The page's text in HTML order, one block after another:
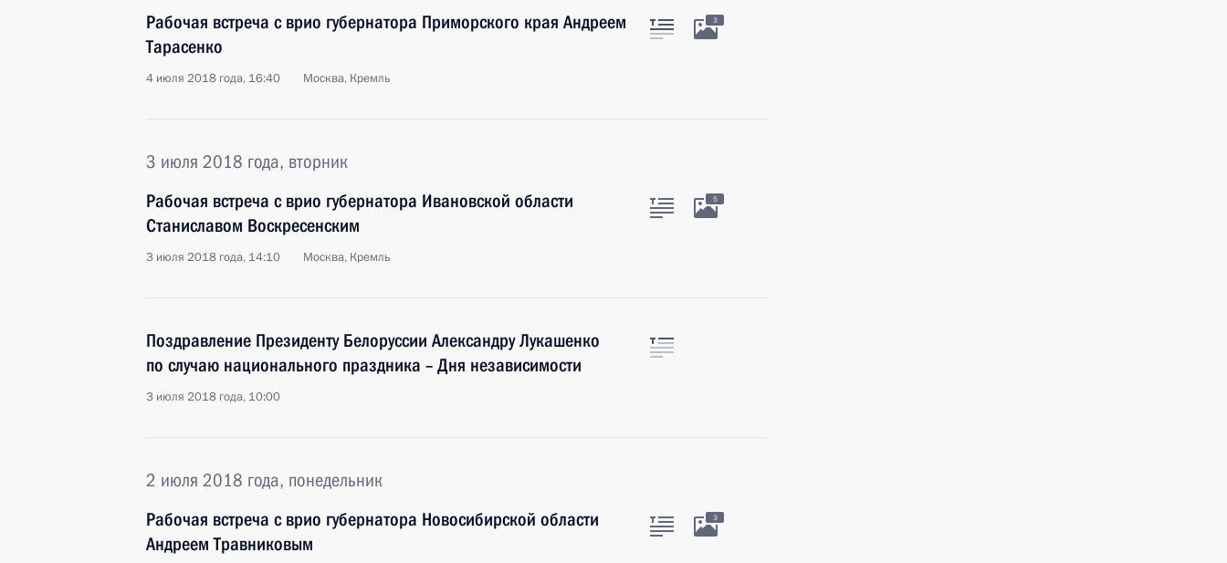
Рабочая встреча с врио губернатора Приморского края Андреем
Тарасенко
4 июля 2018 года, 16:40 Москва, Кремль
3
3 июля 2018 года, вторник
Рабочая встреча с врио губернатора Ивановской области
Станиславом Воскресенским
3 июля 2018 года, 14:10 Москва, Кремль
5
Поздравление Президенту Белоруссии Александру Лукашенко
по случаю национального праздника – Дня независимости
3 июля 2018 года, 10:00
2 июля 2018 года, понедельник
Рабочая встреча с врио губернатора Новосибирской области
Андреем Травниковым
3